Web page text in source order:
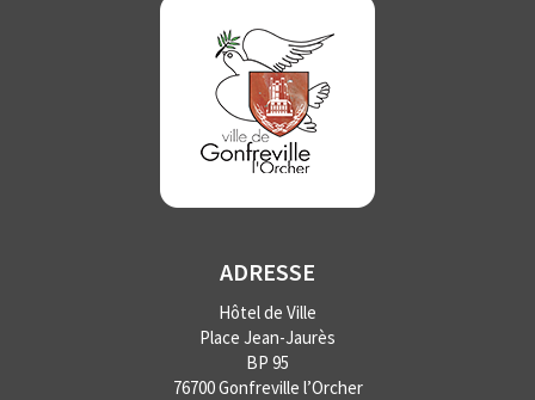
ADRESSE
Hôtel de Ville
Place Jean-Jaurès
BP 95
76700 Gonfreville l’Orcher